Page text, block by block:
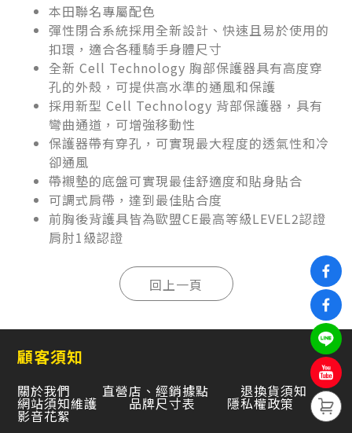
本田聯名專屬配色
彈性閉合系統採用全新設計、快速且易於使用的
扣環，適合各種騎手身體尺寸
全新 Cell Technology 胸部保護器具有高度穿
孔的外殼，可提供高水準的通風和保護
採用新型 Cell Technology 背部保護器，具有
彎曲通道，可增強移動性
保護器帶有穿孔，可實現最大程度的透氣性和冷
卻通風
帶襯墊的底盤可實現最佳舒適度和貼身貼合
可調式肩帶，達到最佳貼合度
前胸後背護具皆為歐盟CE最高等級LEVEL2認證
肩肘1級認證
顧客須知
關於我們 直營店、經銷據點 退換貨須知
網站須知維護 品牌尺寸表 隱私權政策
影音花絮